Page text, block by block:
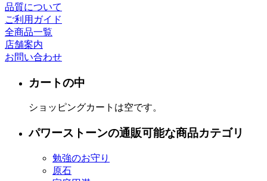
品質について
ご利用ガイド
全商品一覧
店舗案内
お問い合わせ
カートの中
ショッピングカートは空です。
パワーストーンの通販可能な商品カテゴリ
勉強のお守り
原石